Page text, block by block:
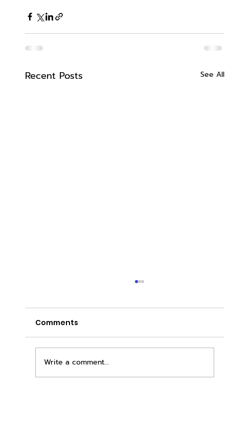
Recent Posts See All
Comments
Write a comment...